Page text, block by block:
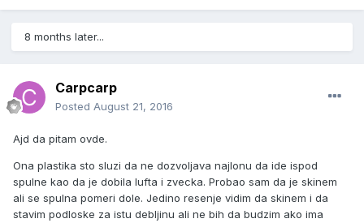
8 months later...
Carpcarp
Posted August 21, 2016
Ajd da pitam ovde.
Ona plastika sto sluzi da ne dozvoljava najlonu da ide ispod
spulne kao da je dobila lufta i zvecka. Probao sam da je skinem
ali se spulna pomeri dole. Jedino resenje vidim da skinem i da
stavim podloske za istu debljinu ali ne bih da budzim ako ima